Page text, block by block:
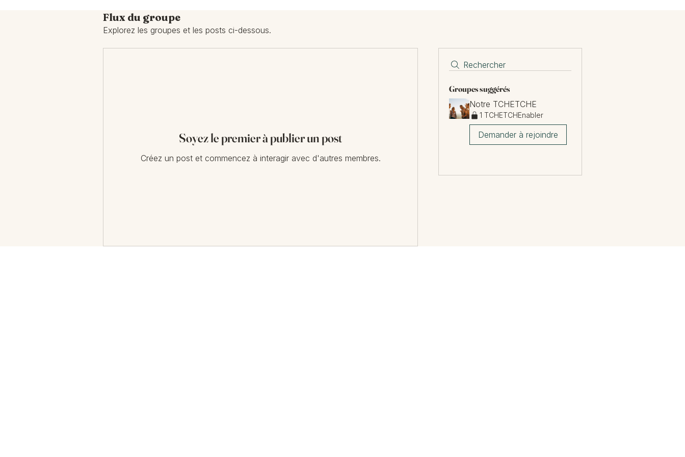
Flux du groupe
Explorez les groupes et les posts ci-dessous.
Rechercher
Groupes suggérés
Notre TCHETCHE
1 TCHETCHEnabler
Demander à rejoindre
Soyez le premier à publier un post
Créez un post et commencez à interagir avec d'autres membres.